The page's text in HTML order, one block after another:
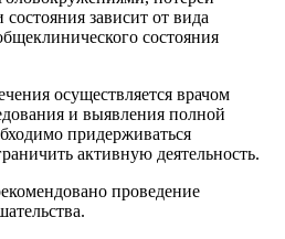
зависит от вида
состояния
осуществляется врачом
и выявления полной
придерживаться
активную деятельность.
проведение